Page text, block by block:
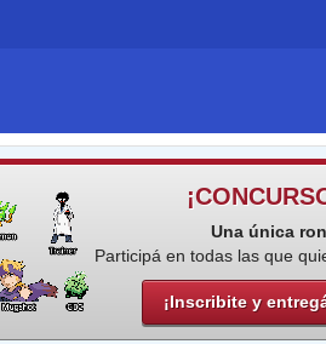
Una única
Participá en todas las que
¡Inscribite y